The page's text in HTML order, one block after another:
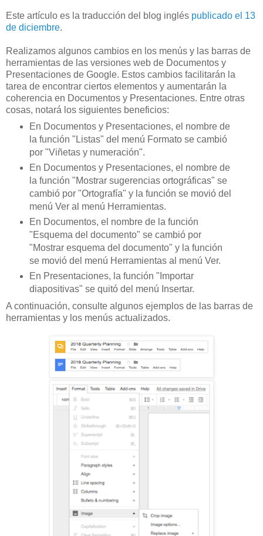
Este artículo es la traducción del blog inglés publicado el 13
de diciembre.
Realizamos algunos cambios en los menús y las barras de
herramientas de las versiones web de Documentos y
Presentaciones de Google. Estos cambios facilitarán la
tarea de encontrar ciertos elementos y aumentarán la
coherencia en Documentos y Presentaciones. Entre otras
cosas, notará los siguientes beneficios:
En Documentos y Presentaciones, el nombre de
la función "Listas" del menú Formato se cambió
por "Viñetas y numeración".
En Documentos y Presentaciones, el nombre de
la función "Mostrar sugerencias ortográficas" se
cambió por "Ortografía" y la función se movió del
menú Ver al menú Herramientas.
En Documentos, el nombre de la función
"Esquema del documento" se cambió por
"Mostrar esquema del documento" y la función
se movió del menú Herramientas al menú Ver.
En Presentaciones, la función "Importar
diapositivas" se quitó del menú Insertar.
A continuación, consulte algunos ejemplos de las barras de
herramientas y los menús actualizados.